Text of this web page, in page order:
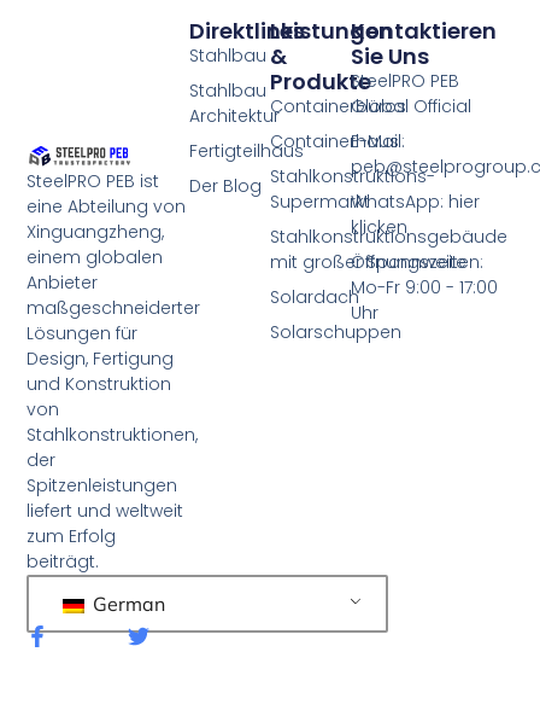
SteelPRO PEB ist
eine Abteilung von
Xinguangzheng,
einem globalen
Anbieter
maßgeschneiderter
Lösungen für
Design, Fertigung
und Konstruktion
von
Stahlkonstruktionen,
der
Spitzenleistungen
liefert und weltweit
zum Erfolg
beiträgt.
German
F
a
T
Leistungen
&
Produkte
Containerbüros
Containerhaus
Stahlkonstruktions-
Supermarkt
Stahlkonstruktionsgebäude
mit großer Spannweite
Solardach
Solarschuppen
Direktlinks
Stahlbau
Stahlbau
Architektur
Fertigteilhaus
Der Blog
Kontaktieren
Sie Uns
SteelPRO PEB
Global Official
E-Mail:
WhatsApp: hier
klicken
Öffnungszeiten:
Mo-Fr 9:00 - 17:00
Uhr